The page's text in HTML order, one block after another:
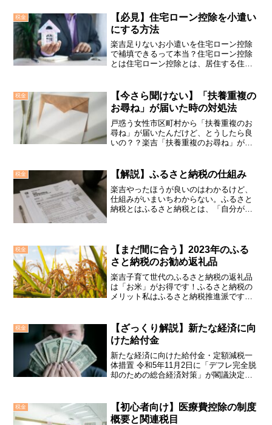
税金
【必見】住宅ローン控除を小遣い
にする方法
楽吉足りないお小遣いを住宅ローン控除
で補填できるって本当？住宅ローン控除
とは住宅ローン控除とは、居住する住宅
る際に住宅ローンを借り入れた場合、一
定期間にわたってローン残...
税金
【今さら聞けない】「扶養重複の
お尋ね」が届いた時の対処法
戸惑う女性市区町村から「扶養重複のお
尋ね」が届いたんだけど、とうしたら良
いの？？楽吉「扶養重複のお尋ね」が届
て、16歳未満の控除対象扶養親族となる
人がいる場合に、扶養主は...
税金 【解説】ふるさと納税の仕組み
楽吉やったほうが良いのはわかるけど、
仕組みがいまいちわからない。ふるさと
納税とはふるさと納税とは、「自分が選
則として控除される...
税金
【まだ間に合う】2023年のふる
さと納税のお勧め返礼品
楽吉子育て世代のふるさと納税の返礼品
は「お米」がお得です！ふるさと納税の
メリット私はふるさと納税推進派ですの
税を前払いする特典として、前払いした
金額の3割の返礼品が...
税金
【ざっくり解説】新たな経済に向
けた給付金
新たな経済に向けた給付金・定額減税一
体措置 令和5年11月2日に「デフレ完全脱
却のための総合経済対策」が閣議決定さ
減税（所得税3万円／個人・住民税1万円
／個人）を行う...
税金
【初心者向け】医療費控除の制度
概要と関連税目